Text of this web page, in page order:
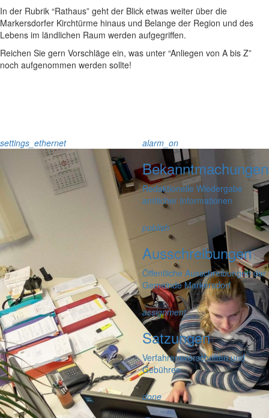
In der Rubrik “Rathaus” geht der Blick etwas weiter über die
Markersdorfer Kirchtürme hinaus und Belange der Region und des
Lebens im ländlichen Raum werden aufgegriffen.
Reichen Sie gern Vorschläge ein, was unter “Anliegen von A bis Z”
noch aufgenommen werden sollte!
settings_ethernet alarm_on
Bekanntmachungen
Redaktionelle Wiedergabe
amtlicher Informationen
publish
Ausschreibungen
Öffentliche Ausschreibungen der
Gemeinde Markersdorf
assignment
Satzungen
Verfahrensvorschriften und
Gebühren
done